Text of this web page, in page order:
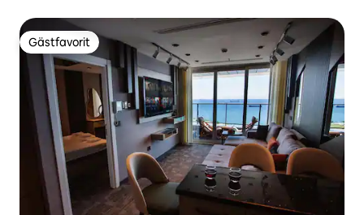
Gästfavorit
Gästfavorit